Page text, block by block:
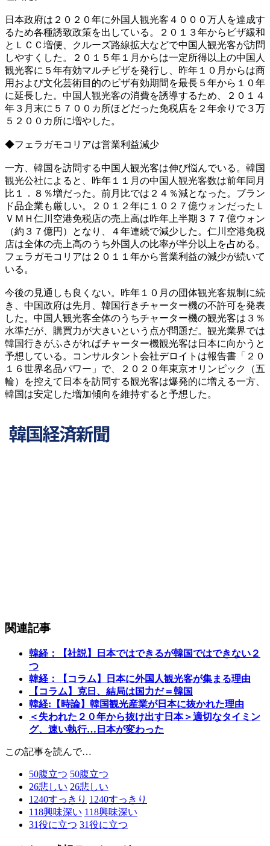
日本政府は２０２０年に外国人観光客４０００万人を達成す
るため各種誘致政策を出している。２０１３年からビザ緩和
とＬＣＣ増便、クルーズ路線拡大などで中国人観光客が訪問
しやすくした。２０１５年１月からは一定所得以上の中国人
観光客に５年有効マルチビザを発行し、昨年１０月からは商
用および文化芸術目的のビザ有効期間を最長５年から１０年
に延長した。中国人観光客の消費を誘導するため、２０１４
年３月末に５７００カ所ほどだった免税店を２年余りで３万
５２００カ所に増やした。
◆フェラガモコリアは営業利益減少
一方、韓国を訪問する中国人観光客は伸び悩んでいる。韓国
観光公社によると、昨年１１月の中国人観光客数は前年同月
比１．８％増だった。前月比では２４％減となった。ブラン
ド品企業も厳しい。２０１２年に１０２７億ウォンだったＬ
ＶＭＨ仁川空港免税店の売上高は昨年上半期３７７億ウォン
（約３７億円）となり、４年連続で減少した。仁川空港免税
店は全体の売上高のうち外国人の比率が半分以上を占める。
フェラガモコリアは２０１１年から営業利益の減少が続いて
いる。
今後の見通しも良くない。昨年１０月の団体観光客規制に続
き、中国政府は先月、韓国行きチャーター機の不許可を発表
した。中国人観光客全体のうちチャーター機の観光客は３％
水準だが、購買力が大きいという点が問題だ。観光業界では
韓国行きがふさがればチャーター機観光客は日本に向かうと
予想している。コンサルタント会社デロイトは報告書「２０
１６世界名品パワー」で、２０２０年東京オリンピック（五
輪）を控えて日本を訪問する観光客は爆発的に増える一方、
韓国は安定した増加傾向を維持すると予想した。
関連記事
韓経：【社説】日本ではできるが韓国ではできない２
つ
韓経：【コラム】日本に外国人観光客が集まる理由
【コラム】克日、結局は国力だ＝韓国
韓経:【時論】韓国観光産業が日本に抜かれた理由
＜失われた２０年から抜け出す日本＞適切なタイミン
グ、速い執行…日本が変わった
この記事を読んで…
50腹立つ 50腹立つ
26悲しい 26悲しい
1240すっきり 1240すっきり
118興味深い 118興味深い
31役に立つ 31役に立つ